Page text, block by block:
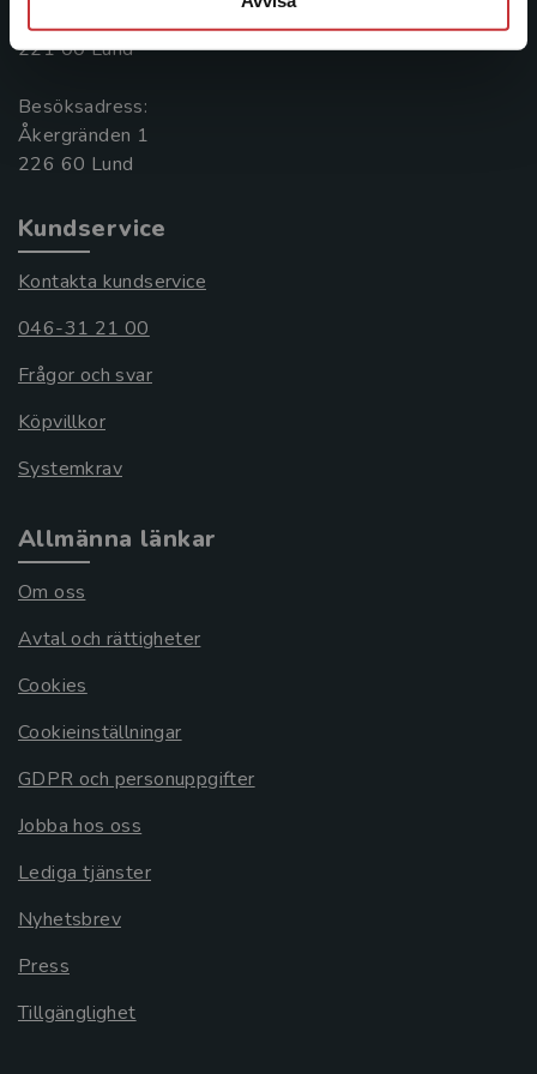
Box 141
221 00 Lund
Besöksadress:
Åkergränden 1
Kundservice
Kontakta kundservice
046-31 21 00
Frågor och svar
Köpvillkor
Systemkrav
Allmänna länkar
Om oss
Avtal och rättigheter
Cookies
Cookieinställningar
GDPR och personuppgifter
Jobba hos oss
Lediga tjänster
Nyhetsbrev
Press
Tillgänglighet